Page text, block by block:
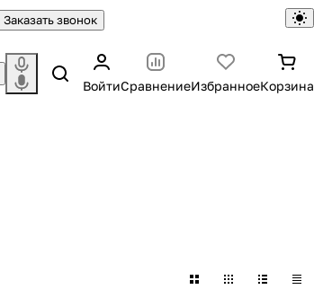
Заказать звонок
ВойтиСравнениеИзбранноеКорзина